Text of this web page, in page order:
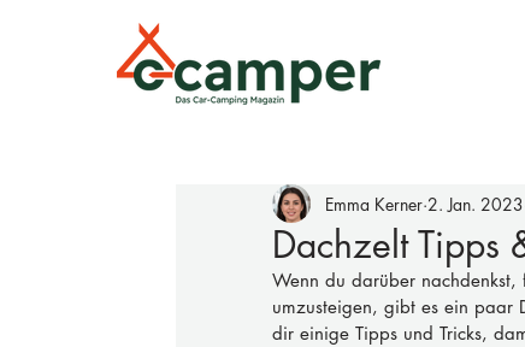
Dachzelt Tipps
Emma Kerner 2. Jan. 2023
Wenn du darüber
umzusteigen, gibt es ein paar
dir einige Tipps und Tricks,